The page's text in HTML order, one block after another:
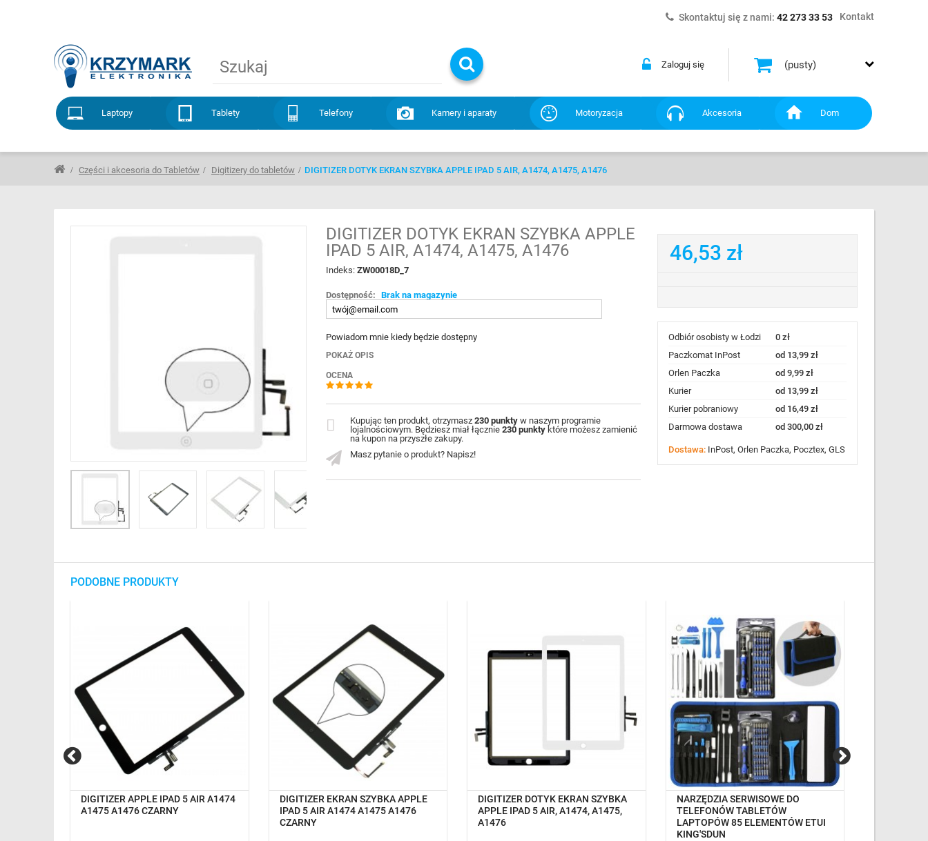
Kontakt
Skontaktuj się z nami: 42 273 33 53
(pusty)
Zaloguj się
Laptopy Tablety Telefony Kamery i aparaty Motoryzacja Akcesoria Dom
Części i akcesoria do Tabletów Digitizery do tabletów DIGITIZER DOTYK EKRAN SZYBKA APPLE IPAD 5 AIR, A1474, A1475, A1476
DIGITIZER DOTYK EKRAN SZYBKA APPLE
IPAD 5 AIR, A1474, A1475, A1476
Indeks:ZW00018D_7
Dostępność: Brak na magazynie
Powiadom mnie kiedy będzie dostępny
POKAŻ OPIS
OCENA
Masz pytanie o produkt? Napisz!
Kupując ten produkt, otrzymasz230 punkty w naszym programie
lojalnościowym. Będziesz miał łącznie230 punkty które możesz zamienić
na kupon na przyszłe zakupy.
46,53 zł
Odbiór osobisty w Łodzi
0 zł
Paczkomat InPost
od 13,99 zł
Orlen Paczka
od 9,99 zł
Kurier
od 13,99 zł
Kurier pobraniowy
od 16,49 zł
Darmowa dostawa
od 300,00 zł
Dostawa: InPost, Orlen Paczka, Pocztex, GLS
PODOBNE PRODUKTY
DIGITIZER APPLE IPAD 5 AIR A1474
A1475 A1476 CZARNY
OCZEKIWANIE NA DOSTAWĘ
DIGITIZER EKRAN SZYBKA APPLE
IPAD 5 AIR A1474 A1475 A1476
CZARNY
OCZEKIWANIE NA DOSTAWĘ
DIGITIZER DOTYK EKRAN SZYBKA
APPLE IPAD 5 AIR, A1474, A1475,
A1476
NARZĘDZIA SERWISOWE DO
TELEFONÓW TABLETÓW
LAPTOPÓW 85 ELEMENTÓW ETUI
KING'SDUN
NA MAGAZYNIE